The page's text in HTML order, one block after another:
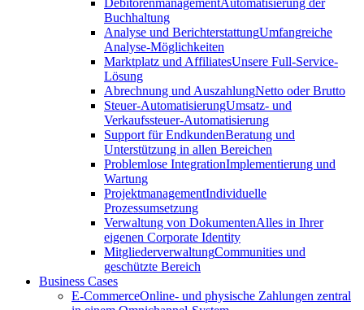
DebitorenmanagementAutomatisierung der
Buchhaltung
Analyse und BerichterstattungUmfangreiche
Analyse-Möglichkeiten
Marktplatz und AffiliatesUnsere Full-Service-
Lösung
Abrechnung und AuszahlungNetto oder Brutto
Steuer-AutomatisierungUmsatz- und
Verkaufssteuer-Automatisierung
Support für EndkundenBeratung und
Unterstützung in allen Bereichen
Problemlose IntegrationImplementierung und
Wartung
ProjektmanagementIndividuelle
Prozessumsetzung
Verwaltung von DokumentenAlles in Ihrer
eigenen Corporate Identity
MitgliederverwaltungCommunities und
geschützte Bereich
Business Cases
E-CommerceOnline- und physische Zahlungen zentral